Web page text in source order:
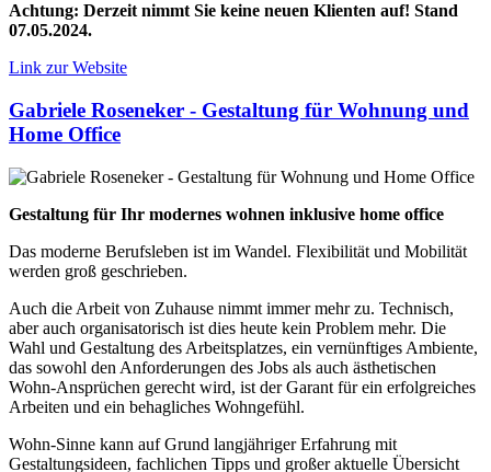
Achtung: Derzeit nimmt Sie keine neuen Klienten auf! Stand
07.05.2024.
Link zur Website
Gabriele Roseneker - Gestaltung für Wohnung und
Home Office
Gestaltung für Ihr modernes wohnen inklusive home office
Das moderne Berufsleben ist im Wandel. Flexibilität und Mobilität
werden groß geschrieben.
Auch die Arbeit von Zuhause nimmt immer mehr zu. Technisch,
aber auch organisatorisch ist dies heute kein Problem mehr. Die
Wahl und Gestaltung des Arbeitsplatzes, ein vernünftiges Ambiente,
das sowohl den Anforderungen des Jobs als auch ästhetischen
Wohn-Ansprüchen gerecht wird, ist der Garant für ein erfolgreiches
Arbeiten und ein behagliches Wohngefühl.
Wohn-Sinne kann auf Grund langjähriger Erfahrung mit
Gestaltungsideen, fachlichen Tipps und großer aktuelle Übersicht